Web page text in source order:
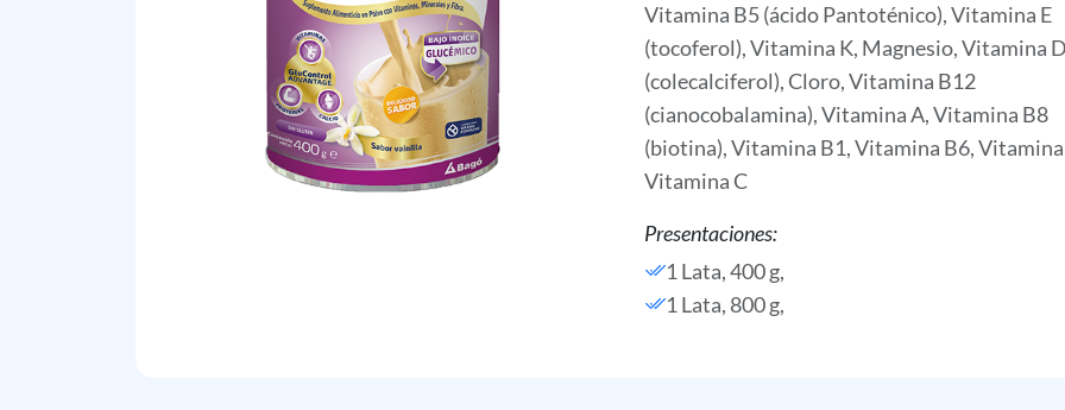
Vitamina B5 (ácido Pantoténico),Vitamina E
(tocoferol),Vitamina K, Magnesio,Vitamina D
(colecalciferol),Cloro,Vitamina B12
(cianocobalamina),Vitamina A,Vitamina B8
(biotina),Vitamina B1,Vitamina B6,Vitamina
Vitamina C
Presentaciones:
1 Lata, 400 g,
1 Lata, 800 g,